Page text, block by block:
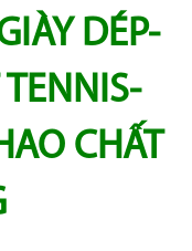
DÉP-
CHẤT